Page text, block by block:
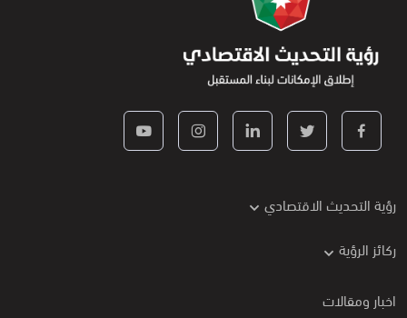
رؤية التحديث الاقتصادي
ركائز الرؤية
اخبار ومقالات